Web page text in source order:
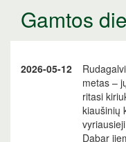
Gamtos
2026-05-12
metas –
ritasi
kiaušinių
Dabar